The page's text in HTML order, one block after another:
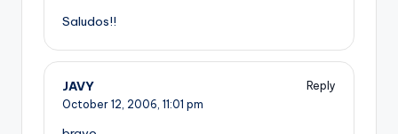
Saludos!!
JAVY
Reply
October 12, 2006, 11:01 pm